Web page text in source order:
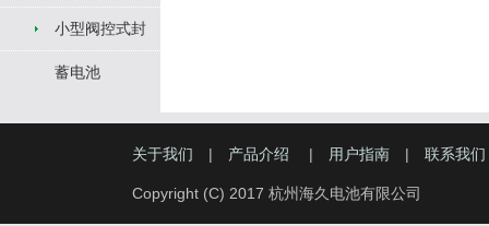
小型阀控式封
蓄电池
关于我们 | 产品介绍 | 用户指南 | 联系我们
Copyright (C) 2017 杭州海久电池有限公司